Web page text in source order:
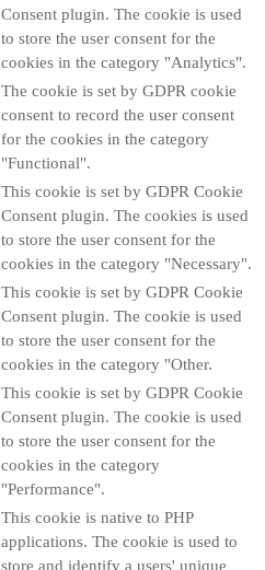
Consent plugin. The cookie is used
to store the user consent for the
cookies in the category "Analytics".
The cookie is set by GDPR cookie
consent to record the user consent
for the cookies in the category
"Functional".
This cookie is set by GDPR Cookie
Consent plugin. The cookies is used
to store the user consent for the
cookies in the category "Necessary".
This cookie is set by GDPR Cookie
Consent plugin. The cookie is used
to store the user consent for the
cookies in the category "Other.
This cookie is set by GDPR Cookie
Consent plugin. The cookie is used
to store the user consent for the
cookies in the category
"Performance".
This cookie is native to PHP
applications. The cookie is used to
store and identify a users' unique